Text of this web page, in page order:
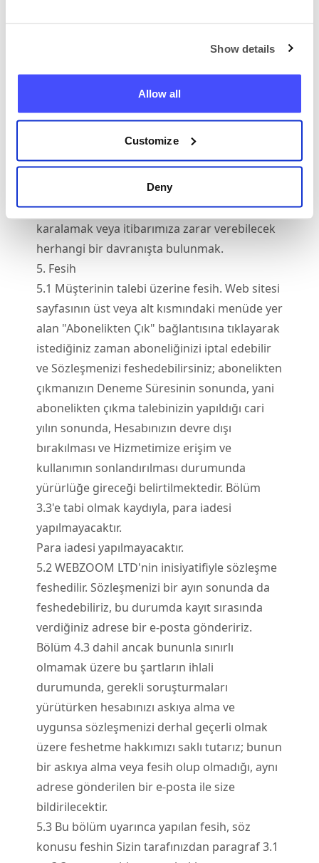
Show details
Allow all
Customize
Deny
Hizmetimizi ticari amaçlarla kullanmak veya
işlevini bozan, azaltan veya bunlara müdahale
eden herhangi bir eyleme katılmak.
uygulama göndererek Siteyi kötüye
kullanmak. Hizmetimizi spam amaçlı
kullanmak. Hizmetimizde veya başka bir
yerde (örneğin sosyal ağlarda) faaliyetlerimizi
karalamak veya itibarımıza zarar verebilecek
herhangi bir davranışta bulunmak.
5. Fesih
5.1 Müşterinin talebi üzerine fesih. Web sitesi
sayfasının üst veya alt kısmındaki menüde yer
alan "Abonelikten Çık" bağlantısına tıklayarak
istediğiniz zaman aboneliğinizi iptal edebilir
ve Sözleşmenizi feshedebilirsiniz; abonelikten
çıkmanızın Deneme Süresinin sonunda, yani
abonelikten çıkma talebinizin yapıldığı cari
yılın sonunda, Hesabınızın devre dışı
bırakılması ve Hizmetimize erişim ve
kullanımın sonlandırılması durumunda
yürürlüğe gireceği belirtilmektedir. Bölüm
3.3'e tabi olmak kaydıyla, para iadesi
yapılmayacaktır.
Para iadesi yapılmayacaktır.
5.2WEBZOOM LTD'nin inisiyatifiyle sözleşme
feshedilir. Sözleşmenizi bir ayın sonunda da
feshedebiliriz, bu durumda kayıt sırasında
verdiğiniz adrese bir e-posta göndeririz.
Bölüm 4.3 dahil ancak bununla sınırlı
olmamak üzere bu şartların ihlali
durumunda, gerekli soruşturmaları
yürütürken hesabınızı askıya alma ve
uygunsa sözleşmenizi derhal geçerli olmak
üzere feshetme hakkımızı saklı tutarız; bunun
bir askıya alma veya fesih olup olmadığı, aynı
adrese gönderilen bir e-posta ile size
bildirilecektir.
5.3Bu bölüm uyarınca yapılan fesih, söz
konusu feshin Sizin tarafınızdan paragraf 3.1